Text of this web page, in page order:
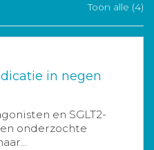
Toon alle (4)
in negen
en SGLT2-
onderzochte